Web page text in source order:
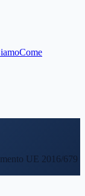
Come
UE 2016/679